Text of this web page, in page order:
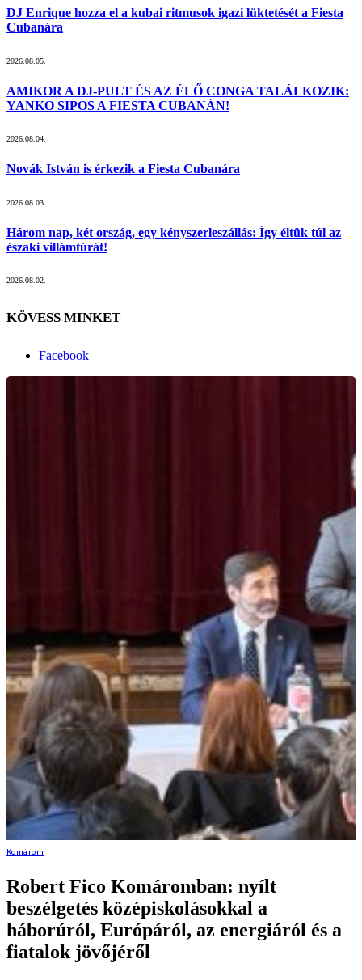
DJ Enrique hozza el a kubai ritmusok igazi lüktetését a Fiesta
Cubanára
2026.08.05.
AMIKOR A DJ-PULT ÉS AZ ÉLŐ CONGA TALÁLKOZIK:
YANKO SIPOS A FIESTA CUBANÁN!
2026.08.04.
Novák István is érkezik a Fiesta Cubanára
2026.08.03.
Három nap, két ország, egy kényszerleszállás: Így éltük túl az
északi villámtúrát!
2026.08.02.
KÖVESS MINKET
Facebook
Komárom
Robert Fico Komáromban: nyílt
beszélgetés középiskolásokkal a
háborúról, Európáról, az energiáról és a
fiatalok jövőjéről